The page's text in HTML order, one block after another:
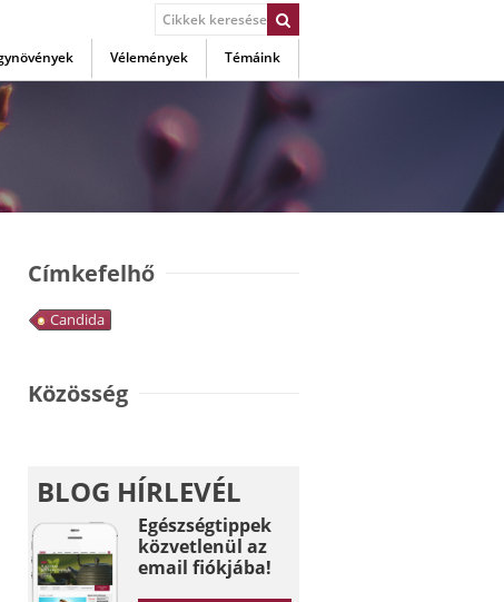
Vélemények Témáink
Címkefelhő
Candida
Közösség
BLOG HÍRLEVÉL
Egészségtippek
közvetlenül az
email fiókjába!